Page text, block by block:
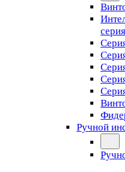
серия
Ручной